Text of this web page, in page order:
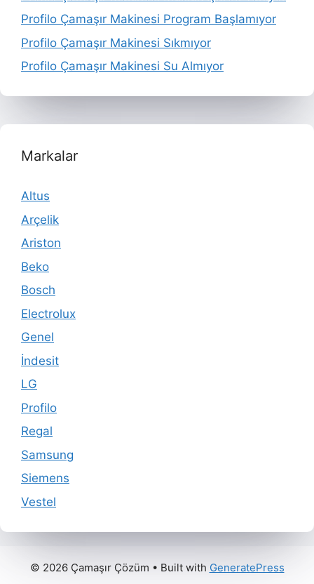
Profilo Çamaşır Makinesi Program Başlamıyor
Profilo Çamaşır Makinesi Sıkmıyor
Profilo Çamaşır Makinesi Su Almıyor
Markalar
Altus
Arçelik
Ariston
Beko
Bosch
Electrolux
Genel
İndesit
LG
Profilo
Regal
Samsung
Siemens
Vestel
© 2026 Çamaşır Çözüm • Built with GeneratePress